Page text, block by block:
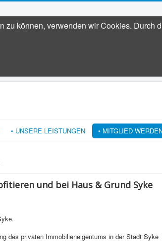
können, verwenden wir Cookies. Durch
• UNSERE LEISTUNGEN • MITGLIED
und bei Haus & Grund Syke
des privaten Immobilieneigentums in der Stadt Syke